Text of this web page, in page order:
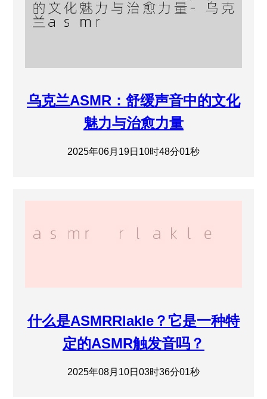
乌克兰ASMR：舒缓声音中的文化
魅力与治愈力量
2025年06月19日10时48分01秒
什么是ASMRRlakle？它是一种特
定的ASMR触发音吗？
2025年08月10日03时36分01秒